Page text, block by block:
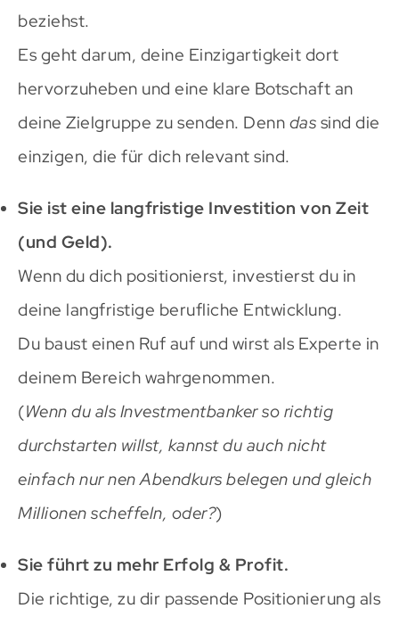
beziehst.
Es geht darum, deine Einzigartigkeit dort
hervorzuheben und eine klare Botschaft an
deine Zielgruppe zu senden. Denn das sind die
einzigen, die für dich relevant sind.
Sie ist eine langfristige Investition von Zeit
(und Geld).
Wenn du dich positionierst, investierst du in
deine langfristige berufliche Entwicklung.
Du baust einen Ruf auf und wirst als Experte in
deinem Bereich wahrgenommen.
(Wenn du als Investmentbanker so richtig
durchstarten willst, kannst du auch nicht
einfach nur nen Abendkurs belegen und gleich
Millionen scheffeln, oder?)
Sie führt zu mehr Erfolg & Profit.
Die richtige, zu dir passende Positionierung als